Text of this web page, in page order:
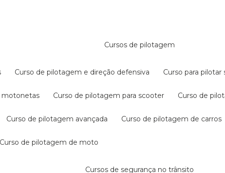
cursos de pilotagem
curso de pilotagem e direção defensiva curso para
motonetas curso de pilotagem para scooter curso de
curso de pilotagem avançada curso de pilotagem de carros
curso de pilotagem de moto
cursos de segurança no trânsito